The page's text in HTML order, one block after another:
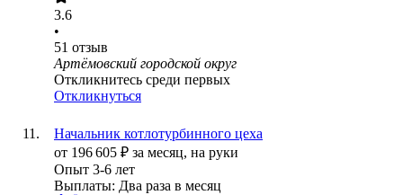
3.6
•
51 отзыв
Артёмовский городской округ
Откликнитесь среди первых
Откликнуться
Начальник котлотурбинного цеха
от 196 605 ₽ за месяц, на руки
Опыт 3-6 лет
Выплаты: Два раза в месяц